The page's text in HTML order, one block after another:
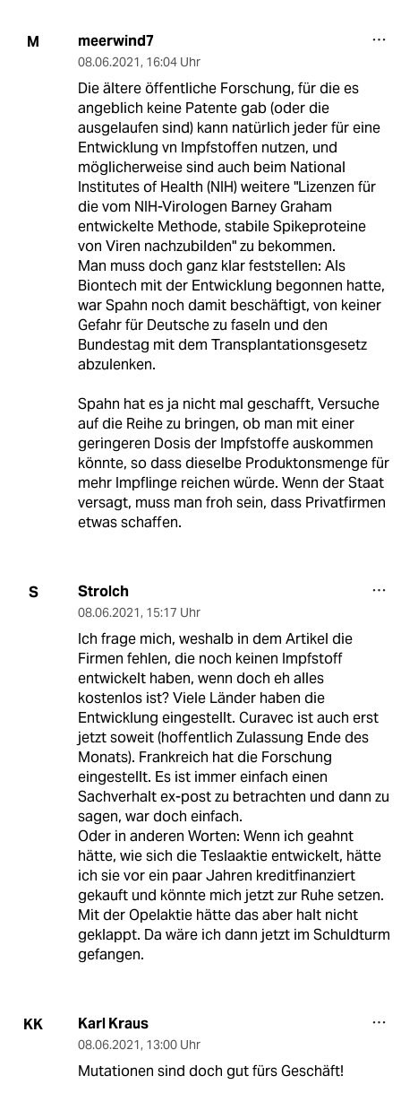
M meerwind7
08.06.2021, 16:04 Uhr
Die ältere öffentliche Forschung, für die es
angeblich keine Patente gab (oder die
ausgelaufen sind) kann natürlich jeder für eine
Entwicklung vn Impfstoffen nutzen, und
möglicherweise sind auch beim National
Institutes of Health (NIH) weitere "Lizenzen für
die vom NIH-Virologen Barney Graham
entwickelte Methode, stabile Spikeproteine
von Viren nachzubilden" zu bekommen.
Man muss doch ganz klar feststellen: Als
Biontech mit der Entwicklung begonnen hatte,
war Spahn noch damit beschäftigt, von keiner
Gefahr für Deutsche zu faseln und den
Bundestag mit dem Transplantationsgesetz
abzulenken.
Spahn hat es ja nicht mal geschafft, Versuche
auf die Reihe zu bringen, ob man mit einer
geringeren Dosis der Impfstoffe auskommen
könnte, so dass dieselbe Produktonsmenge für
mehr Impflinge reichen würde. Wenn der Staat
versagt, muss man froh sein, dass Privatfirmen
etwas schaffen.
S Strolch
08.06.2021, 15:17 Uhr
Ich frage mich, weshalb in dem Artikel die
Firmen fehlen, die noch keinen Impfstoff
entwickelt haben, wenn doch eh alles
kostenlos ist? Viele Länder haben die
Entwicklung eingestellt. Curavec ist auch erst
jetzt soweit (hoffentlich Zulassung Ende des
Monats). Frankreich hat die Forschung
eingestellt. Es ist immer einfach einen
Sachverhalt ex-post zu betrachten und dann zu
sagen, war doch einfach.
Oder in anderen Worten: Wenn ich geahnt
hätte, wie sich die Teslaaktie entwickelt, hätte
ich sie vor ein paar Jahren kreditfinanziert
gekauft und könnte mich jetzt zur Ruhe setzen.
Mit der Opelaktie hätte das aber halt nicht
geklappt. Da wäre ich dann jetzt im Schuldturm
gefangen.
KK Karl Kraus
08.06.2021, 13:00 Uhr
Mutationen sind doch gut fürs Geschäft!